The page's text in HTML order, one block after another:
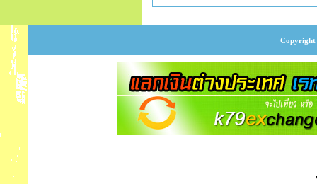
Copyright